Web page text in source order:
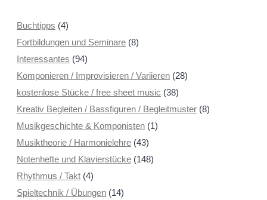
Buchtipps (4)
Fortbildungen und Seminare(8)
Interessantes (94)
Komponieren / Improvisieren / Variieren(28)
kostenlose Stücke / free sheet music (38)
Kreativ Begleiten / Bassfiguren / Begleitmuster(8)
Musikgeschichte & Komponisten(1)
Musiktheorie / Harmonielehre(43)
Notenhefte und Klavierstücke(148)
Rhythmus / Takt(4)
Spieltechnik / Übungen(14)